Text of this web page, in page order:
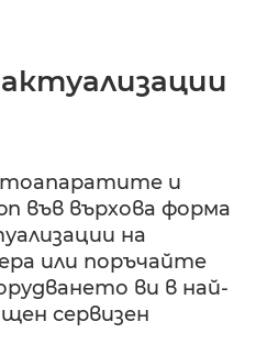
и
във върхова форма
на
или поръчайте
ви в най-
сервизен